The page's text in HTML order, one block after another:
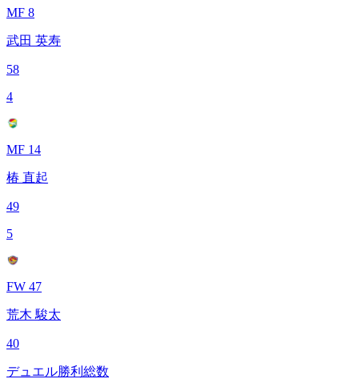
MF 8
武田 英寿
58
4
MF 14
椿 直起
49
5
FW 47
荒木 駿太
40
デュエル勝利総数